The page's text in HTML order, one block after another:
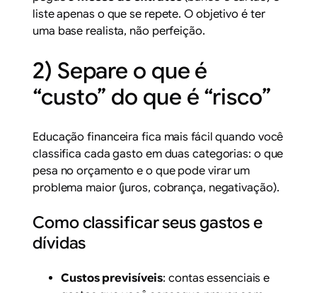
liste apenas o que se repete. O objetivo é ter
uma base realista, não perfeição.
2) Separe o que é
“custo” do que é “risco”
Educação financeira fica mais fácil quando você
classifica cada gasto em duas categorias: o que
pesa no orçamento e o que pode virar um
problema maior (juros, cobrança, negativação).
Como classificar seus gastos e
dívidas
Custos previsíveis: contas essenciais e